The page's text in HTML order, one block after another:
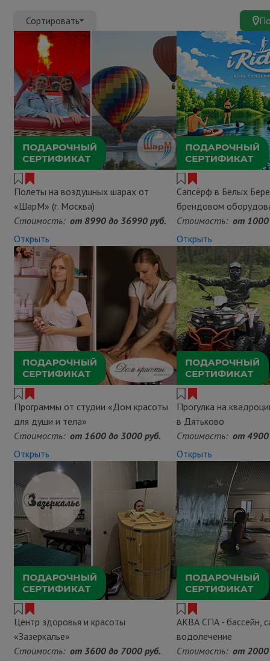
Сортировать
Полеты на воздушных шарах от
«ШарМ» (г. Москва)
Стоимость: от 8990 до 36990 руб.
Открыть
Сапсëрф в Белых
брендовом
Стоимость: от 1000
Открыть
Программы от студии «Дом красоты
для души и тела»
Стоимость: от 1600 до 3000 руб.
Открыть
Прогулка на
в Дятьково
Стоимость: от 4900
Открыть
Центр здоровья и красоты
«Зазеркалье»
Стоимость: от 3600 до 7000 руб.
АКВА СПА - бассейн,
водолечение
Стоимость: от 2000